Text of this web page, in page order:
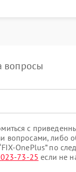
вопросы
с
вопросами, либо
OnePlus” по
73-25 если не